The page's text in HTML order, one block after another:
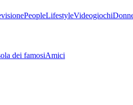
PeopleLifestyleVideogiochi
dei famosiAmici